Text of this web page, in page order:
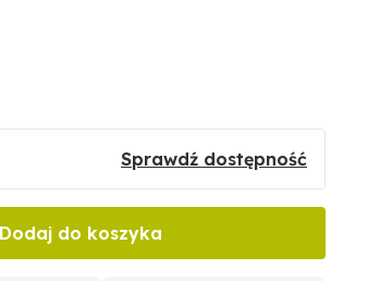
Sprawdź dostępność
Dodaj do koszyka